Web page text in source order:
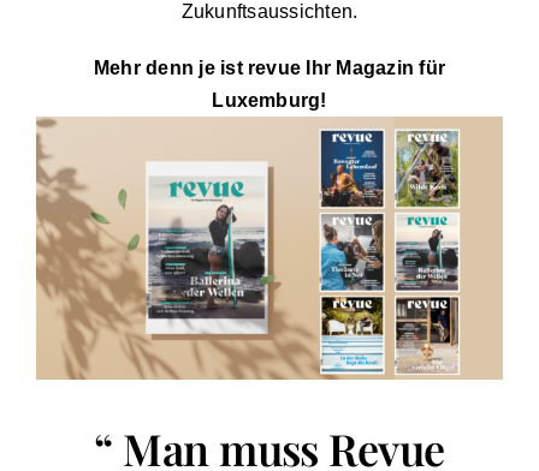
Zukunftsaussichten.
Mehr denn je ist revue Ihr Magazin für
Luxemburg!
“ Man muss Revue